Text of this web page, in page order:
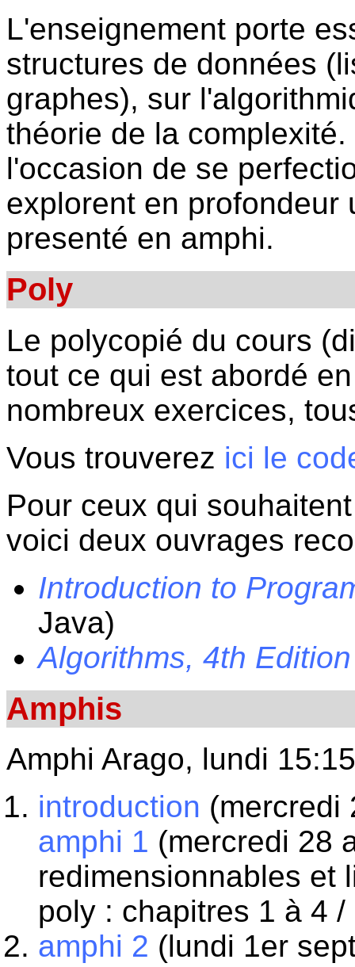
L'enseignement porte
structures de données
graphes), sur
théorie de la
l'occasion de se
explorent en profondeur
presenté en amphi.
Poly
Le polycopié du cours
tout ce qui est abordé
nombreux exercices,
Vous trouverez ici le
Pour ceux qui
voici deux ouvrages
Introduction to
Java)
Algorithms, 4th Edition
Amphis
Amphi Arago, lundi
introduction (mercredi
amphi 1 (mercredi 28
redimensionnables et
poly : chapitres 1 à 4
amphi 2 (lundi 1er